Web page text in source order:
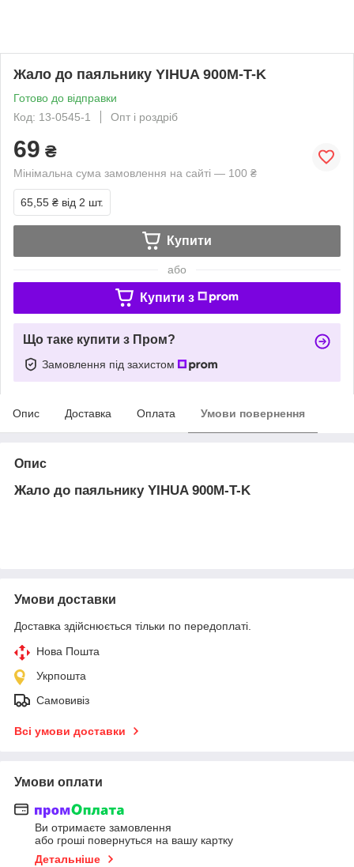
Жало до паяльнику YIHUA 900M-T-K
Готово до відправки
Код: 13-0545-1
Опт і роздріб
69 ₴
Мінімальна сума замовлення на сайті — 100 ₴
65,55 ₴ від 2 шт.
Купити
або
Купити з
Що таке купити з Пром?
Замовлення під захистом
Опис Доставка Оплата Умови повернення
Опис
Жало до паяльнику YIHUA 900M-T-K
Умови доставки
Доставка здійснюється тільки по передоплаті.
Нова Пошта
Укрпошта
Самовивіз
Всі умови доставки
Умови оплати
Ви отримаєте замовлення
або гроші повернуться на вашу картку
Детальніше